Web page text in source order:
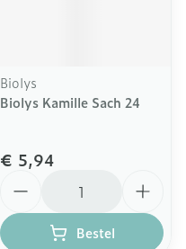
Biolys
Biolys Kamille Sach 24
€ 5,94
Bestel